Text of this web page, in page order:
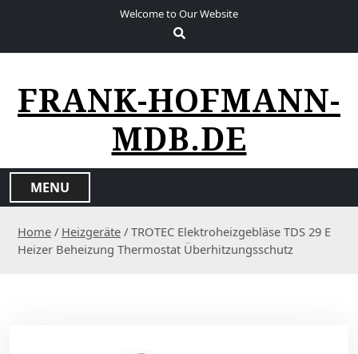
Welcome to Our Website
FRANK-HOFMANN-
MDB.DE
MENU
Home / Heizgeräte / TROTEC Elektroheizgebläse TDS 29 E
Heizer Beheizung Thermostat Überhitzungsschutz